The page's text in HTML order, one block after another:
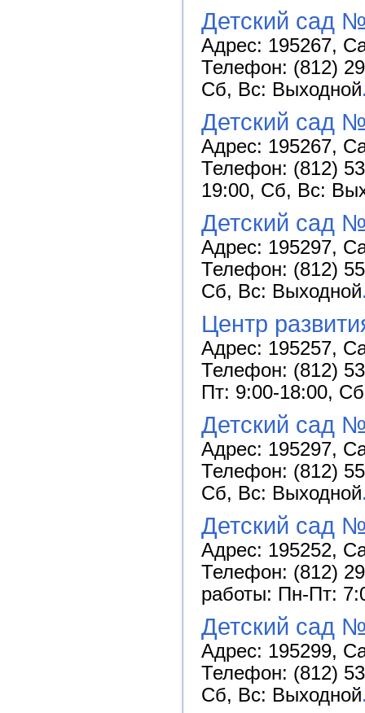
Детский сад
Адрес: 195267,
Телефон: (812)
Сб, Вс: Выходной
Детский сад
Адрес: 195267,
Телефон: (812)
19:00, Сб, Вс:
Детский сад
Адрес: 195297,
Телефон: (812)
Сб, Вс: Выходной
Центр
Адрес: 195257,
Телефон: (812)
Пт: 9:00-18:00,
Детский сад
Адрес: 195297,
Телефон: (812)
Сб, Вс: Выходной
Детский сад
Адрес: 195252,
Телефон: (812)
работы: Пн-Пт:
Детский сад
Адрес: 195299,
Телефон: (812)
Сб, Вс: Выходной